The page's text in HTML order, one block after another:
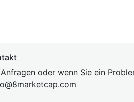
Anfragen oder wenn Sie ein
cap.com